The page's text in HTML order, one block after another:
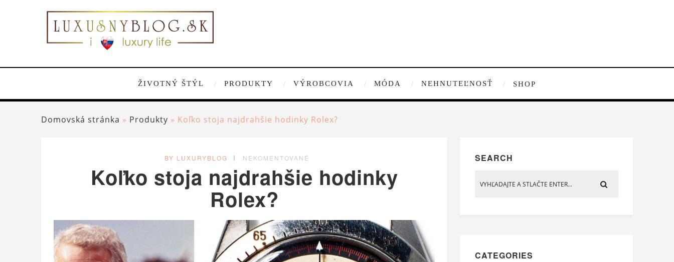
ŽIVOTNÝ ŠTÝL PRODUKTY VÝROBCOVIA MÓDA NEHNUTEĽNOSŤ SHOP
Domovská stránka » Produkty » Koľko stoja najdrahšie hodinky Rolex?
BY LUXURYBLOG NEKOMENTOVANÉ
Koľko stoja najdrahšie hodinky
Rolex?
SEARCH
CATEGORIES